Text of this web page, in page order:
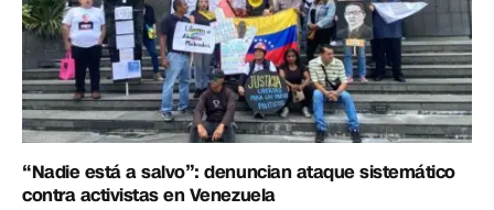
“Nadie está a salvo”: denuncian ataque sistemático
contra activistas en Venezuela